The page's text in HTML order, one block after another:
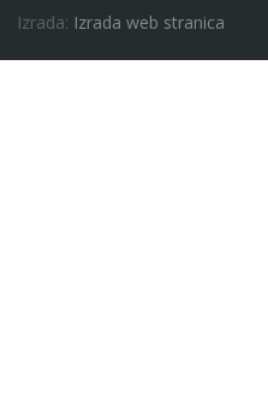
Izrada: Izrada web stranica